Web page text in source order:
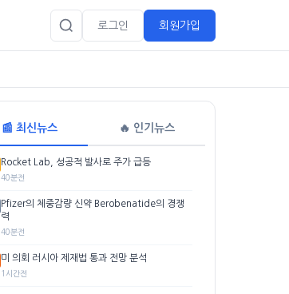
로그인 회원가입
📰 최신뉴스 🔥 인기뉴스
Rocket Lab, 성공적 발사로 주가 급등
40분전
Pfizer의 체중감량 신약 Berobenatide의 경쟁
력
40분전
미 의회 러시아 제재법 통과 전망 분석
1시간전